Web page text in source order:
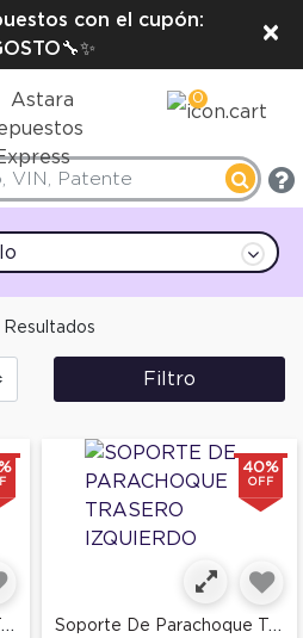
con el cupón:
×
0
Resultados
Filtro
Soporte De Parachoque Trasero Izquierdo
40%
OFF
Soporte De Parachoque Trasero Izquierdo